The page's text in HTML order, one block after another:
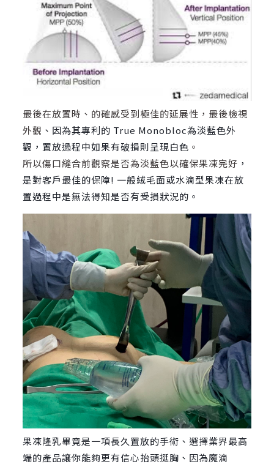
最後在放置時、的確感受到極佳的延展性，最後檢視
外觀 、因為其專利的 True Monobloc為淡藍色外
觀，置放過程中如果有破損則呈現白色 。
所以傷口縫合前觀察是否為淡藍色以確保果凍完好 ，
是對客戶最佳的保障! 一般絨毛面或水滴型果凍在放
置過程中是無法得知是否有受損狀況的。
果凍隆乳畢竟是一項長久置放的手術 、選擇業界最高
端的產品讓你能夠更有信心抬頭挺胸、因為魔滴